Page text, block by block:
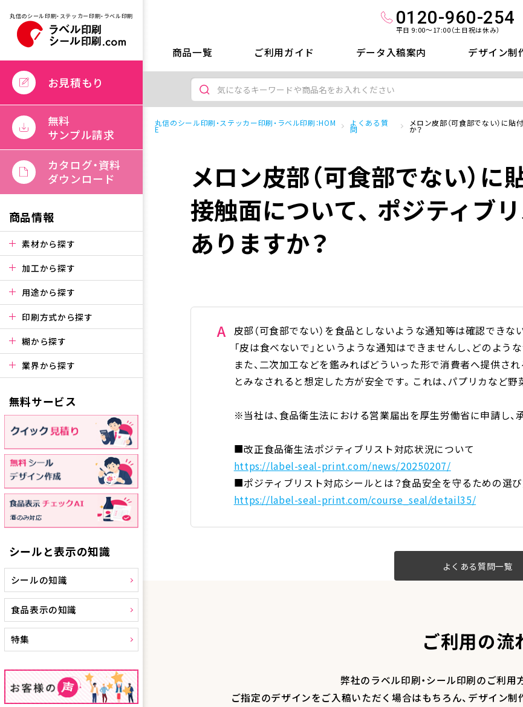
丸信のシール印刷・ステッカー印刷・ラベル印刷 0120-960-254
平日 9:00～17:00（土日祝は休み）
商品一覧 ご利用ガイド データ入稿案内 デザイン制
お見積もり
無料
サンプル請求
カタログ・資料
ダウンロード
商品情報
素材から探す
加工から探す
用途から探す
印刷方式から探す
糊から探す
業界から探す
無料サービス
シールと表示の知識
シールの知識
食品表示の知識
特集
丸信のシール印刷・ステッカー印刷・ラベル印刷：HOM
E
よくある質
問
メロン皮部（可食部でない）に
か？
メロン皮部（可食部でない）
接触面について、 ポジティブ
ありますか？
A
皮部（可食部でない）を食品としないような通知等は確認できな
「皮は食べないで」というような通知はできませんし、どのよう
また、二次加工などを鑑みればどういった形で消費者へ提供され
とみなされると想定した方が安全です。これは、パプリカなど野
※当社は、食品衛生法における営業届出を厚生労働省に申請し、
■改正食品衛生法ポジティブリスト対応状況について
https://label-seal-print.com/news/20250207/
■ポジティブリスト対応シールとは？食品安全を守るための選
https://label-seal-print.com/course_seal/detail35/
よくある質問一覧
ご利用の流
弊社のラベル印刷・シール印刷のご利用
ご指定のデザインをご入稿いただく場合はもちろん、デザイン